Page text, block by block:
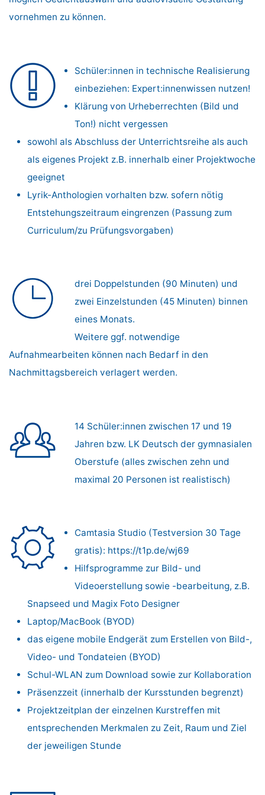
vornehmen zu können.
Schüler:innen in technische Rea­li­­sierung
einbeziehen: Expert:innenwissen nutzen!
Klärung von Urheberrechten (Bild und
Ton!) nicht vergessen
sowohl als Abschluss der Unterrichts­reihe als auch
als eigenes Projekt z.B. innerhalb einer Projektwoche
geeignet
Lyrik-Anthologien vorhalten bzw. sofern nötig
Entstehungszeitraum eingrenzen (Passung zum
Curriculum/zu Prüfungsvorgaben)
drei Doppelstunden (90 Minuten) und
zwei Einzelstunden (45 Minuten) binnen
eines Monats.
Weitere ggf. notwendige
Aufnahmearbeiten können nach Bedarf in den
Nachmittagsbereich verlagert werden.
14 Schüler:innen zwischen 17 und 19
Jahren bzw. LK Deutsch der gymnasialen
Oberstufe (alles zwischen zehn und
maximal 20 Personen ist realistisch)
Camtasia Studio (Testversion 30 Tage
gratis): https://t1p.de/wj69
Hilfsprogramme zur Bild- und
Videoerstellung sowie -bearbeitung, z.B.
Snapseed und Magix Foto Designer
Laptop/MacBook (BYOD)
das eigene mobile Endgerät zum Erstellen von Bild-,
Video- und Tondateien (BYOD)
Schul-WLAN zum Download sowie zur Kollaboration
Präsenzzeit (innerhalb der Kurs­stunden begrenzt)
Projektzeitplan der einzelnen Kurs­treffen mit
entsprechenden Merkmalen zu Zeit, Raum und Ziel
der jeweiligen Stunde